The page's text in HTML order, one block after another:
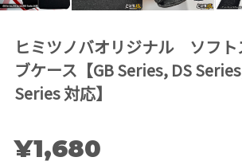
ヒミツノバオリジナル ソフト
ブケース【GB Series, DS
Series 対応】
¥1,680